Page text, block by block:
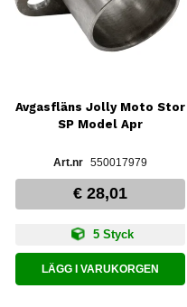
Avgasfläns Jolly Moto Stor
SP Model Apr
550017979
€ 28,01
5 Styck
LÄGG I VARUKORGEN